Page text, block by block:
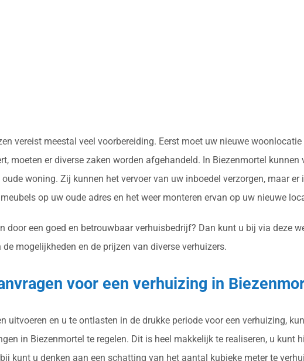
vereist meestal veel voorbereiding. Eerst moet uw nieuwe
moeten er diverse zaken worden afgehandeld. In Biezenmortel
woning. Zij kunnen het vervoer van uw inboedel verzorgen, maar
op uw oude adres en het weer monteren ervan op uw nieuwe
door een goed en betrouwbaar verhuisbedrijf? Dan kunt u bij via deze
mogelijkheden en de prijzen van diverse verhuizers.
voor een verhuizing in
uitvoeren en u te ontlasten in de drukke periode voor een verhuizing,
in Biezenmortel te regelen. Dit is heel makkelijk te realiseren, u
kunt u denken aan een schatting van het aantal kubieke meter te